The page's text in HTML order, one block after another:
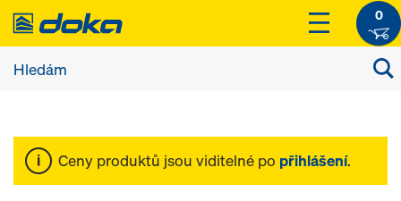
0
Ceny produktů jsou viditelné po přihlášení.